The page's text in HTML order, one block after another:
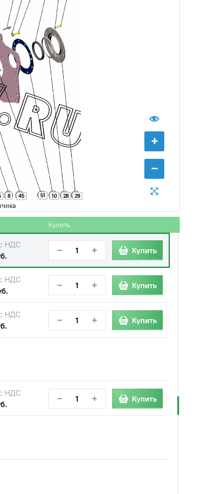
+
−
8 10 28 29
45 51
Купить
НДС
−
НДС
НДС
− Купить
НДС
− Купить
НДС
− + Купить
НДС
− + Купить
НДС
− + Купить
НДС
− + Купить